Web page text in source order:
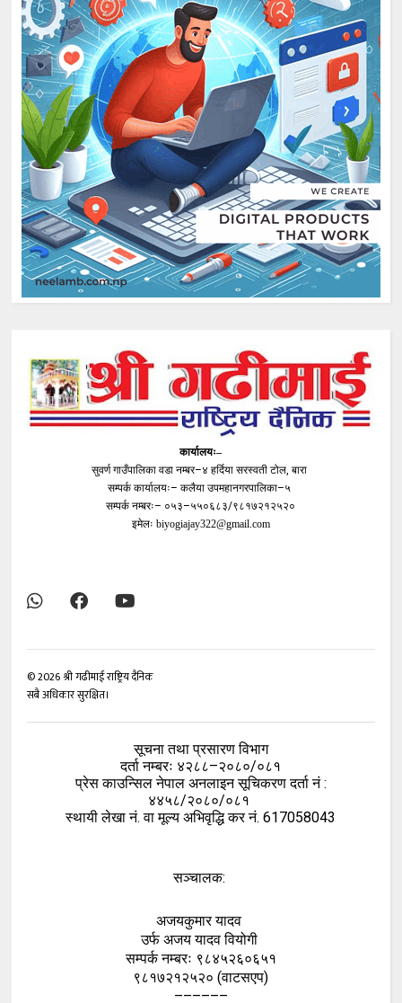
कार्यालयः–
सुवर्ण गाउँपालिका वडा नम्बर–४ हर्दिया सरस्वती टोल, बारा
सम्पर्क कार्यालयः– कलैया उपमहानगरपालिका–५
सम्पर्क नम्बरः– ०५३–५५०६८३/९८१७२१२५२०
इमेलः biyogiajay322@gmail.com
©2026श्री गढीमाई राष्ट्रिय दैनिक
सबै अधिकार सुरक्षित।
सूचना तथा प्रसारण विभाग
दर्ता नम्बरः ४२८८–२०८०/०८१
प्रेस काउन्सिल नेपाल अनलाइन सूचिकरण दर्ता नं :
४४५८/२०८०/०८१
स्थायी लेखा नं. वा मूल्य अभिवृद्धि कर नं. 617058043
सञ्चालक:
अजयकुमार यादव
उर्फ अजय यादव वियोगी
सम्पर्क नम्बरः ९८४५२६०६५१
९८१७२१२५२० (वाटसएप)
––––––